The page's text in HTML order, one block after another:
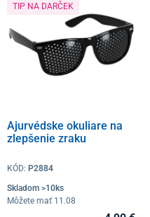
TIP NA DARČEK
Ajurvédske okuliare na
zlepšenie zraku
KÓD: P2884
Skladom >10ks
Môžete mať 11.08